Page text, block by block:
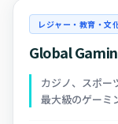
レジャー・教育・文
Global
カジノ、スポー
最大級のゲーミ